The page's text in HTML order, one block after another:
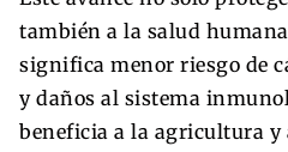
también a la salud
significa menor riesgo de
y daños al sistema
beneficia a la agricultura y